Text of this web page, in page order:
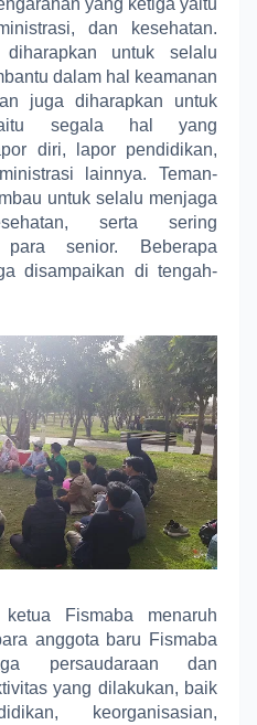
yang ketiga yaitu
dan kesehatan.
diharapkan untuk selalu
dalam hal keamanan
juga diharapkan untuk
segala hal yang
diri, lapor pendidikan,
lainnya. Teman-
untuk selalu menjaga
serta sering
para senior. Beberapa
disampaikan di tengah-
Fismaba menaruh
anggota baru Fismaba
persaudaraan dan
yang dilakukan, baik
keorganisasian,